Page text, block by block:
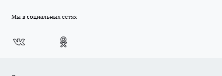
Мы в социальных сетях